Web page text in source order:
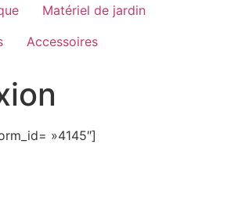
Matériel de jardin
Accessoires
»4145″]